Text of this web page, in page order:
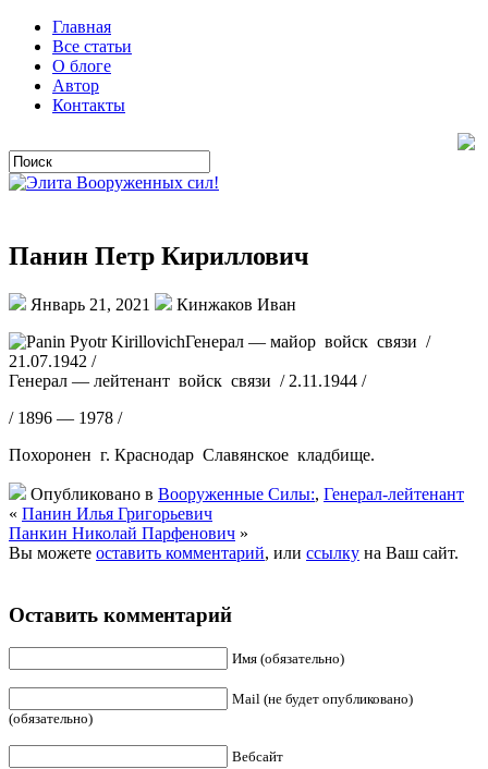
Главная
Все статьи
О блоге
Автор
Контакты
Панин Петр Кириллович
Январь 21, 2021
Кинжаков Иван
Генерал — майор войск связи /
21.07.1942 /
Генерал — лейтенант войск связи / 2.11.1944 /
/ 1896 — 1978 /
Похоронен г. Краснодар Славянское кладбище.
Опубликовано в Вооруженные Силы:, Генерал-лейтенант
« Панин Илья Григорьевич
Панкин Николай Парфенович »
Вы можете оставить комментарий, или ссылку на Ваш сайт.
Оставить комментарий
Имя (обязательно)
Mail (не будет опубликовано)
(обязательно)
Вебсайт